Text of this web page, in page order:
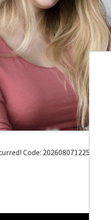
Code: